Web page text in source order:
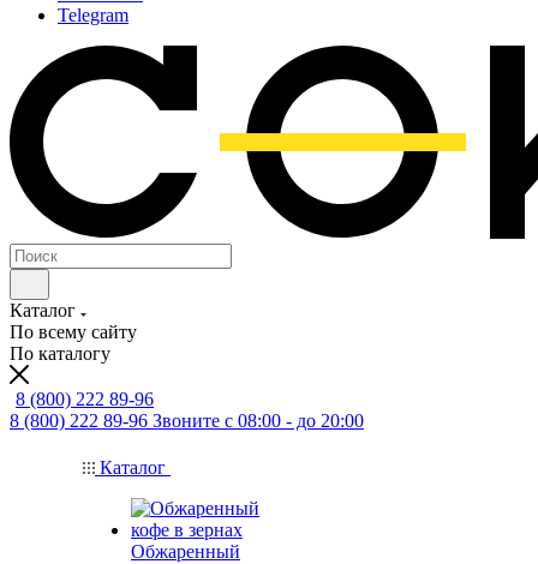
Telegram
Каталог
По всему сайту
По каталогу
8 (800) 222 89-96
8 (800) 222 89-96 Звоните с 08:00 - до 20:00
Каталог
Обжаренный